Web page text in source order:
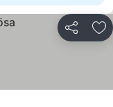
Partilhar